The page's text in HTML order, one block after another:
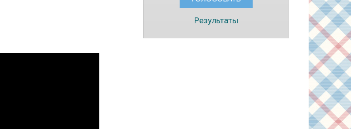
Результаты